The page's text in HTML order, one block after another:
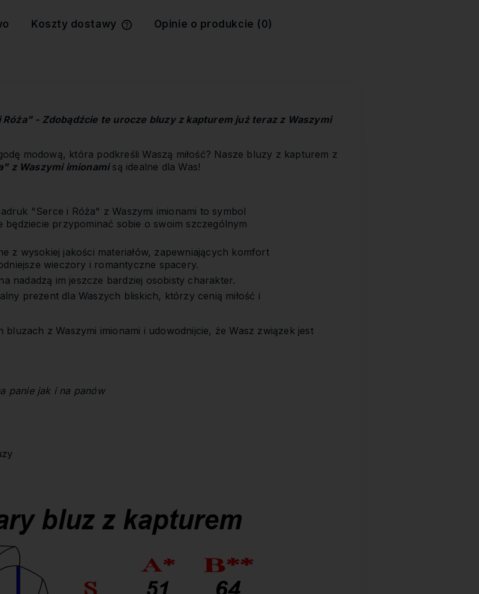
Koszty dostawy Opinie o produkcie (0)
- Zdobądźcie te urocze bluzy z kapturem już teraz z Waszymi
modową, która podkreśli Waszą miłość? Nasze bluzy z kapturem z
z Waszymi imionami są idealne dla Was!
"Serce i Róża" z Waszymi imionami to symbol
będziecie przypominać sobie o swoim szczególnym
z wysokiej jakości materiałów, zapewniających komfort
wieczory i romantyczne spacery.
nadadzą im jeszcze bardziej osobisty charakter.
prezent dla Waszych bliskich, którzy cenią miłość i
bluzach z Waszymi imionami i udowodnijcie, że Wasz związek jest
panie jak i na panów